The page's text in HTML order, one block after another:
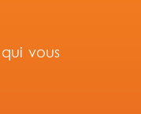
vous